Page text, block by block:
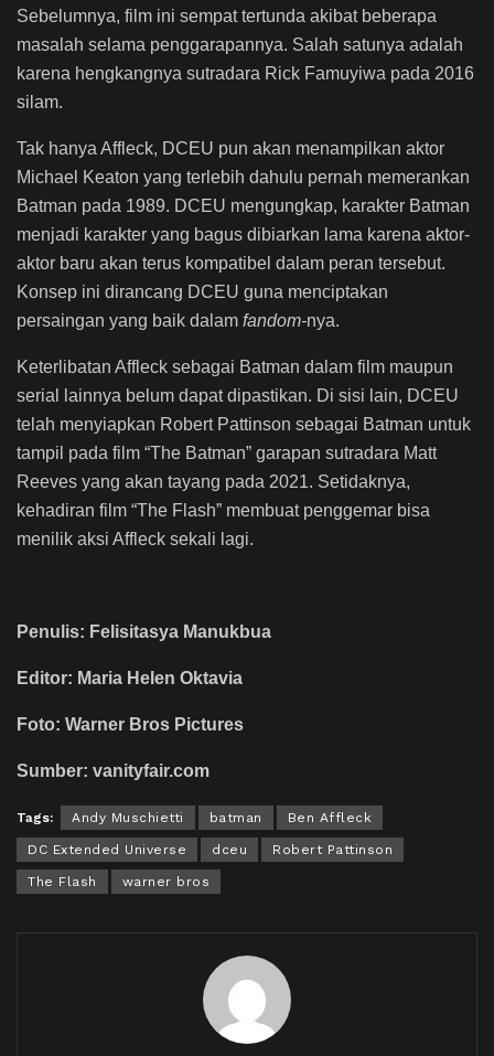
Sebelumnya, film ini sempat tertunda akibat beberapa
masalah selama penggarapannya. Salah satunya adalah
karena hengkangnya sutradara Rick Famuyiwa pada 2016
silam.
Tak hanya Affleck, DCEU pun akan menampilkan aktor
Michael Keaton yang terlebih dahulu pernah memerankan
Batman pada 1989. DCEU mengungkap, karakter Batman
menjadi karakter yang bagus dibiarkan lama karena aktor-
aktor baru akan terus kompatibel dalam peran tersebut.
Konsep ini dirancang DCEU guna menciptakan
persaingan yang baik dalam fandom-nya.
Keterlibatan Affleck sebagai Batman dalam film maupun
serial lainnya belum dapat dipastikan. Di sisi lain, DCEU
telah menyiapkan Robert Pattinson sebagai Batman untuk
tampil pada film “The Batman” garapan sutradara Matt
Reeves yang akan tayang pada 2021. Setidaknya,
kehadiran film “The Flash” membuat penggemar bisa
menilik aksi Affleck sekali lagi.
Penulis: Felisitasya Manukbua
Editor: Maria Helen Oktavia
Foto: Warner Bros Pictures
Sumber: vanityfair.com
Tags: Andy Muschietti batman Ben Affleck
DC Extended Universe dceu Robert Pattinson
The Flash warner bros